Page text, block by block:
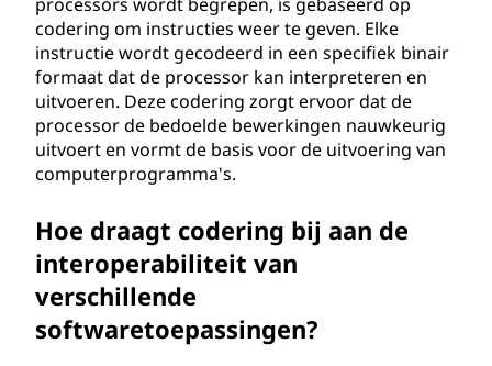
codering om instructies weer te geven. Elke
instructie wordt gecodeerd in een specifiek binair
formaat dat de processor kan interpreteren en
uitvoeren. Deze codering zorgt ervoor dat de
processor de bedoelde bewerkingen nauwkeurig
uitvoert en vormt de basis voor de uitvoering van
computerprogramma's.
Hoe draagt codering bij aan de
interoperabiliteit van
verschillende
softwaretoepassingen?